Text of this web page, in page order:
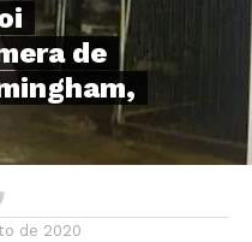
de
de 2020